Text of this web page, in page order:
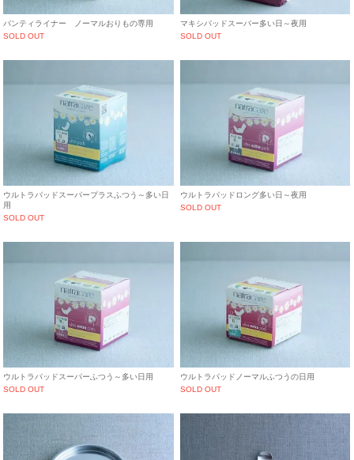
パンティライナー ノーマルおりもの専用
SOLD OUT
マキシパッドスーパー多い日～夜用
SOLD OUT
ウルトラパッドスーパープラスふつう～多い日
用
SOLD OUT
ウルトラパッドロング多い日～夜用
SOLD OUT
ウルトラパッドスーパーふつう～多い日用
SOLD OUT
ウルトラパッドノーマルふつうの日用
SOLD OUT